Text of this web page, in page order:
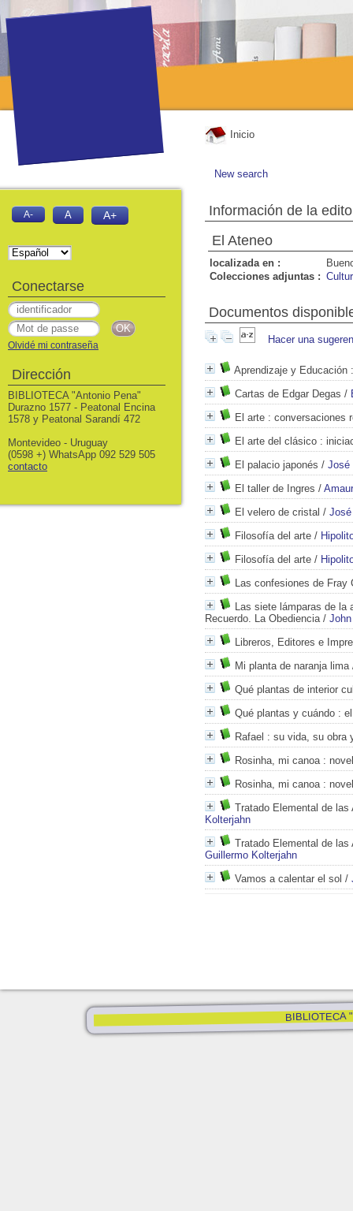
Inicio
New search
Información de la
El Ateneo
localizada en :
Colecciones adjuntas :
Documentos
Hacer una
Aprendizaje y Educación
Cartas de Edgar Degas /
El arte : conversaciones
El arte del clásico :
El palacio japonés / José
El taller de Ingres /
El velero de cristal /
Filosofía del arte /
Filosofía del arte /
Las confesiones de Fray
Las siete lámparas de la
Recuerdo. La Obediencia/
Libreros, Editores e
Mi planta de naranja lima
Qué plantas de interior
Qué plantas y cuándo :
Rafael : su vida, su obra
Rosinha, mi canoa:
Rosinha, mi canoa:
Tratado Elemental de
Kolterjahn
Tratado Elemental de
Guillermo Kolterjahn
Vamos a calentar el sol /
BIBLIOTECA
A- A A+
Conectarse
Olvidé mi contraseña
Dirección
BIBLIOTECA "Antonio Pena"
Durazno 1577 - Peatonal Encina
1578 y Peatonal Sarandí 472
Montevideo - Uruguay
(0598 +) WhatsApp 092 529 505
contacto